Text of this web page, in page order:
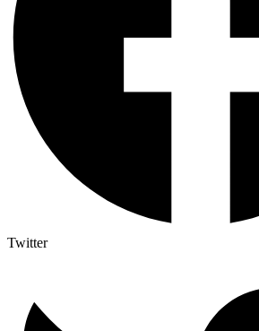
Twitter